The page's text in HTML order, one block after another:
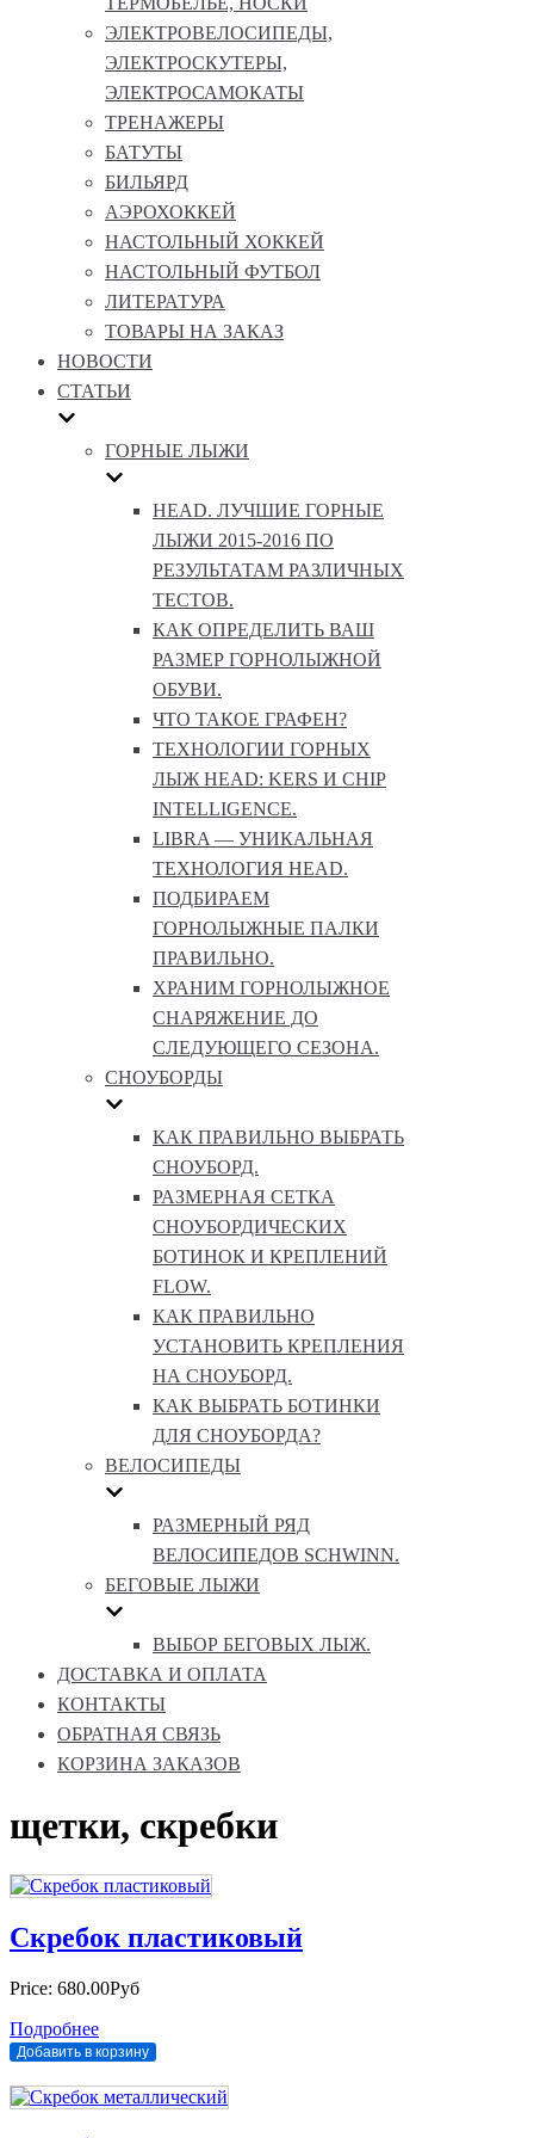
ЭЛЕКТРОВЕЛОСИПЕДЫ,
ЭЛЕКТРОСКУТЕРЫ,
ЭЛЕКТРОСАМОКАТЫ
ТРЕНАЖЕРЫ
БАТУТЫ
БИЛЬЯРД
АЭРОХОККЕЙ
НАСТОЛЬНЫЙ ХОККЕЙ
НАСТОЛЬНЫЙ ФУТБОЛ
ЛИТЕРАТУРА
ТОВАРЫ НА ЗАКАЗ
НОВОСТИ
СТАТЬИ
ГОРНЫЕ ЛЫЖИ
HEAD. ЛУЧШИЕ ГОРНЫЕ
ЛЫЖИ 2015-2016 ПО
РЕЗУЛЬТАТАМ РАЗЛИЧНЫХ
ТЕСТОВ.
КАК ОПРЕДЕЛИТЬ ВАШ
РАЗМЕР ГОРНОЛЫЖНОЙ
ОБУВИ.
ЧТО ТАКОЕ ГРАФЕН?
ТЕХНОЛОГИИ ГОРНЫХ
ЛЫЖ HEAD: KERS И CHIP
INTELLIGENCE.
LIBRA — УНИКАЛЬНАЯ
ТЕХНОЛОГИЯ HEAD.
ПОДБИРАЕМ
ГОРНОЛЫЖНЫЕ ПАЛКИ
ПРАВИЛЬНО.
ХРАНИМ ГОРНОЛЫЖНОЕ
СНАРЯЖЕНИЕ ДО
СЛЕДУЮЩЕГО СЕЗОНА.
СНОУБОРДЫ
КАК ПРАВИЛЬНО ВЫБРАТЬ
СНОУБОРД.
РАЗМЕРНАЯ СЕТКА
СНОУБОРДИЧЕСКИХ
БОТИНОК И КРЕПЛЕНИЙ
FLOW.
КАК ПРАВИЛЬНО
УСТАНОВИТЬ КРЕПЛЕНИЯ
НА СНОУБОРД.
КАК ВЫБРАТЬ БОТИНКИ
ДЛЯ СНОУБОРДА?
ВЕЛОСИПЕДЫ
РАЗМЕРНЫЙ РЯД
ВЕЛОСИПЕДОВ SCHWINN.
БЕГОВЫЕ ЛЫЖИ
ВЫБОР БЕГОВЫХ ЛЫЖ.
ДОСТАВКА И ОПЛАТА
КОНТАКТЫ
ОБРАТНАЯ СВЯЗЬ
КОРЗИНА ЗАКАЗОВ
щетки, скребки
Скребок пластиковый
Price: 680.00Руб
Подробнее